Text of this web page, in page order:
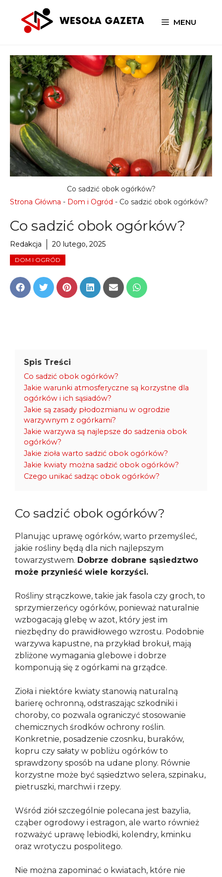
MENU
Strona Główna - Dom i Ogród - Co sadzić obok ogórków?
Co sadzić obok ogórków?
Redakcja 20 lutego, 2025
DOM I OGRÓD
Share
on
Share
on
Share
on
Share
on
Share
on
Share
on
Co sadzić obok ogórków?
Spis Treści
Co sadzić obok ogórków?
Jakie warunki atmosferyczne są korzystne dla
ogórków i ich sąsiadów?
Jakie są zasady płodozmianu w ogrodzie
warzywnym z ogórkami?
Jakie warzywa są najlepsze do sadzenia obok
ogórków?
Jakie zioła warto sadzić obok ogórków?
Jakie kwiaty można sadzić obok ogórków?
Czego unikać sadząc obok ogórków?
Co sadzić obok ogórków?
Planując uprawę ogórków, warto przemyśleć,
jakie rośliny będą dla nich najlepszym
towarzystwem. Dobrze dobrane sąsiedztwo
może przynieść wiele korzyści.
Rośliny strączkowe, takie jak fasola czy groch, to
sprzymierzeńcy ogórków, ponieważ naturalnie
wzbogacają glebę w azot, który jest im
niezbędny do prawidłowego wzrostu. Podobnie
warzywa kapustne, na przykład brokuł, mają
zbliżone wymagania glebowe i dobrze
komponują się z ogórkami na grządce.
Zioła i niektóre kwiaty stanowią naturalną
barierę ochronną, odstraszając szkodniki i
choroby, co pozwala ograniczyć stosowanie
chemicznych środków ochrony roślin.
Konkretnie, posadzenie czosnku, buraków,
kopru czy sałaty w pobliżu ogórków to
sprawdzony sposób na udane plony. Równie
korzystne może być sąsiedztwo selera, szpinaku,
pietruszki, marchwi i rzepy.
Wśród ziół szczególnie polecana jest bazylia,
cząber ogrodowy i estragon, ale warto również
rozważyć uprawę lebiodki, kolendry, kminku
oraz wrotyczu pospolitego.
Nie można zapominać o kwiatach, które nie